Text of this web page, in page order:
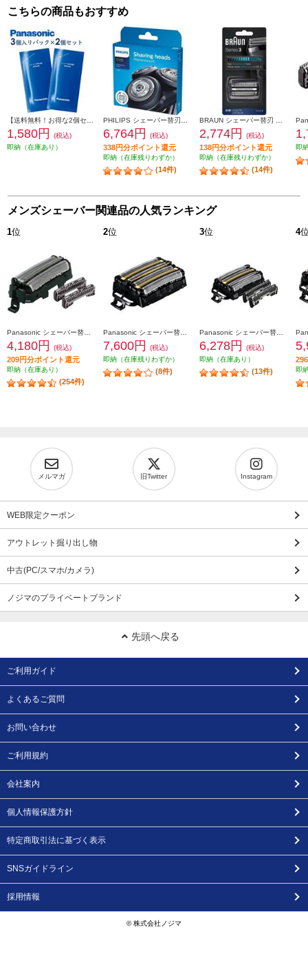
こちらの商品もおすすめ
1,580円
(税込)
即納（在庫あり）
6,764円 (税込)
338円分ポイント還元
即納（在庫残りわずか）
(14件)
2,774円 (税込)
138円分ポイント還元
即納（在庫残りわずか）
(14件)
即
メンズシェーバー関連品の人気ランキング
1位
4,180円 (税込)
209円分ポイント還元
即納（在庫あり）
(254件)
2位
7,600円
(税込)
即納（在庫残りわずか）
(8件)
3位
6,278円
(税込)
即納（在庫あり）
(13件)
4
即
メルマガ 旧Twitter Instagram
WEB限定クーポン
アウトレット掘り出し物
中古(PC/スマホ/カメラ)
ノジマのプライベートブランド
先頭へ戻る
ご利用ガイド
よくあるご質問
お問い合わせ
ご利用規約
会社案内
個人情報保護方針
特定商取引法に基づく表示
SNSガイドライン
採用情報
© 株式会社ノジマ